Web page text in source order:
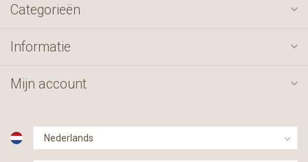
Categorieën
Informatie
Mijn account